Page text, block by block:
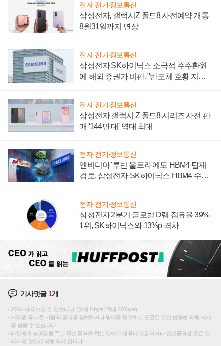
전자·전기·정보통신
삼성전자, 갤럭시Z 폴드8 사전예약 개통
8월31일까지 연장
전자·전기·정보통신
삼성전자 SK하이닉스 소극적 주주환원
에 해외 증권가 비판, "반도체 호황 지속
전자·전기·정보통신
삼성전자 갤럭시 Z 폴드8 시리즈 사전 판
매 '144만 대' 역대 최대
전자·전기·정보통신
엔비디아 '루빈 울트라'에도 HBM4 탑재
검토, 삼성전자·SK하이닉스 HBM4 수율
전자·전기·정보통신
삼성전자 2분기 글로벌 D램 점유율 39%
1위, SK하이닉스와 13%p 격차
기사댓글 1개
200자까지 쓰실 수 있습니다. (현재 0 byte / 최대 400byte)
저작권 등 다른 사람의 권리를 침해하거나 명예를 훼손하는 댓글은 관련 법률에 의해 제재
를 받을 수 있습니다.
타인에게 불쾌감을 주는 욕설 등 비하하는 단어가 내용에 포함되거나 인신공격성 글은 관
리자의 판단에 의해 삭제 합니다.